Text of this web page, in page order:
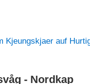
- Nordkap